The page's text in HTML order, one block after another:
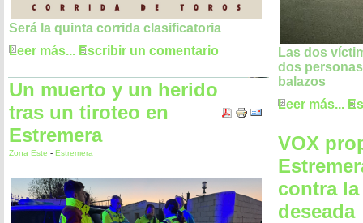
Será la quinta corrida clasificatoria
Leer más... Escribir un comentario
Un muerto y un herido
tras un tiroteo en
Estremera
Zona Este - Estremera
Las dos
dos
balazos
Leer más...
VOX
contra
deseada